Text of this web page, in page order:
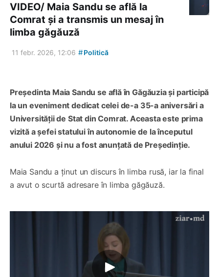
VIDEO/ Maia Sandu se află la
Comrat și a transmis un mesaj în
limba găgăuză
11 febr. 2026, 12:06 #Politică
Președinta Maia Sandu se află în Găgăuzia și participă
la un eveniment dedicat celei de-a 35-a aniversări a
Universității de Stat din Comrat. Aceasta este prima
vizită a șefei statului în autonomie de la începutul
anului 2026 și nu a fost anunțată de Președinție.
Maia Sandu a ținut un discurs în limba rusă, iar la final
a avut o scurtă adresare în limba găgăuză.